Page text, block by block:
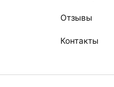
Отзывы
Контакты